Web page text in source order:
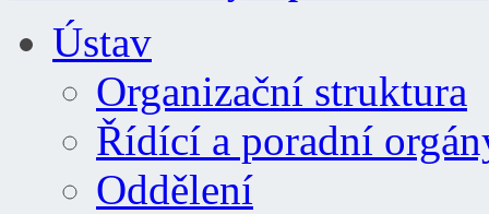
Ústav
Organizační struktura
Řídící a poradní
Oddělení